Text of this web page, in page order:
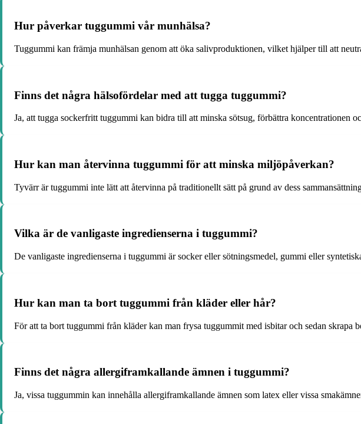
Hur påverkar tuggummi vår munhälsa?
Tuggummi kan främja munhälsan genom att öka salivproduktionen, vilket hjälper till att
Finns det några hälsofördelar med att tugga tuggummi?
Ja, att tugga sockerfritt tuggummi kan bidra till att minska sötsug, förbättra koncentrationen
Hur kan man återvinna tuggummi för att minska miljöpåverkan?
Tyvärr är tuggummi inte lätt att återvinna på traditionellt sätt på grund av dess
Vilka är de vanligaste ingredienserna i tuggummi?
De vanligaste ingredienserna i tuggummi är socker eller sötningsmedel, gummi eller
Hur kan man ta bort tuggummi från kläder eller hår?
För att ta bort tuggummi från kläder kan man frysa tuggummit med isbitar och sedan
Finns det några allergiframkallande ämnen i tuggummi?
Ja, vissa tuggummin kan innehålla allergiframkallande ämnen som latex eller vissa